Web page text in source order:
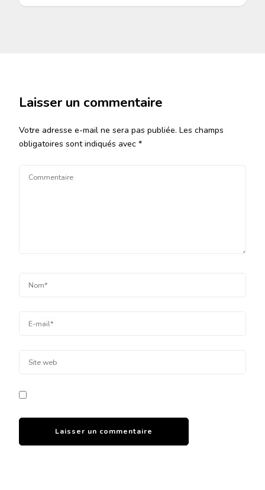
Laisser un commentaire
Votre adresse e-mail ne sera pas publiée. Les champs
obligatoires sont indiqués avec *